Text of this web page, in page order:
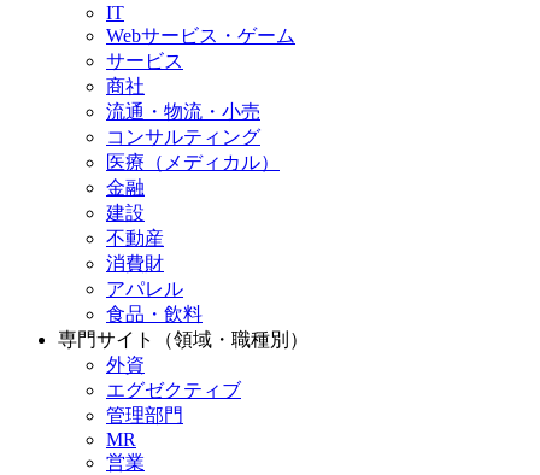
IT
Webサービス・ゲーム
サービス
商社
流通・物流・小売
コンサルティング
医療（メディカル）
金融
建設
不動産
消費財
アパレル
食品・飲料
専門サイト（領域・職種別）
外資
エグゼクティブ
管理部門
MR
営業